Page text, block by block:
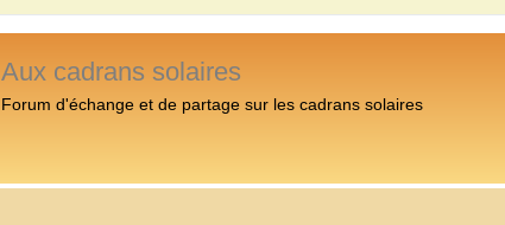
Aux cadrans solaires
Forum d'échange et de partage sur les cadrans solaires